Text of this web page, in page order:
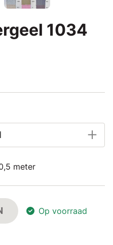
1034
meter
Op voorraad